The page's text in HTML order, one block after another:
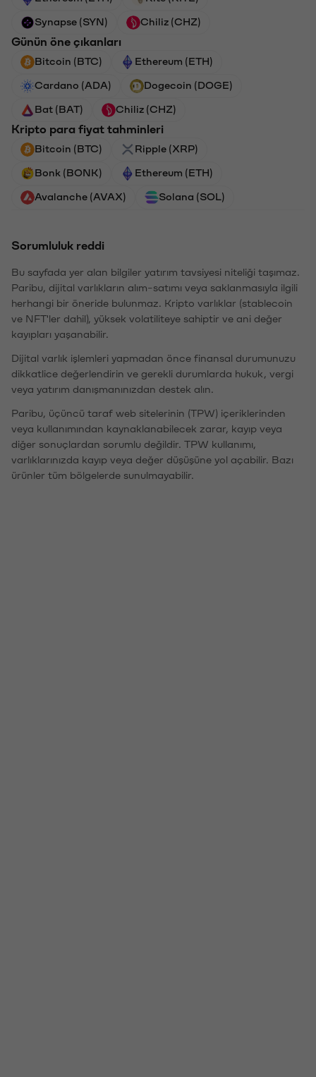
Synapse (SYN) Chiliz (CHZ)
Günün öne çıkanları
Bitcoin (BTC) Ethereum (ETH)
Cardano (ADA) Dogecoin (DOGE)
Bat (BAT) Chiliz (CHZ)
Kripto para fiyat tahminleri
Bitcoin (BTC) Ripple (XRP)
Bonk (BONK) Ethereum (ETH)
Avalanche (AVAX) Solana (SOL)
Sorumluluk reddi
Bu sayfada yer alan bilgiler yatırım tavsiyesi niteliği taşımaz.
Paribu, dijital varlıkların alım-satımı veya saklanmasıyla ilgili
herhangi bir öneride bulunmaz. Kripto varlıklar (stablecoin
ve NFT'ler dahil), yüksek volatiliteye sahiptir ve ani değer
kayıpları yaşanabilir.
Dijital varlık işlemleri yapmadan önce finansal durumunuzu
dikkatlice değerlendirin ve gerekli durumlarda hukuk, vergi
veya yatırım danışmanınızdan destek alın.
Paribu, üçüncü taraf web sitelerinin (TPW) içeriklerinden
veya kullanımından kaynaklanabilecek zarar, kayıp veya
diğer sonuçlardan sorumlu değildir. TPW kullanımı,
varlıklarınızda kayıp veya değer düşüşüne yol açabilir. Bazı
ürünler tüm bölgelerde sunulmayabilir.